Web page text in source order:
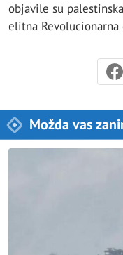
objavile su
elitna
Možda vas